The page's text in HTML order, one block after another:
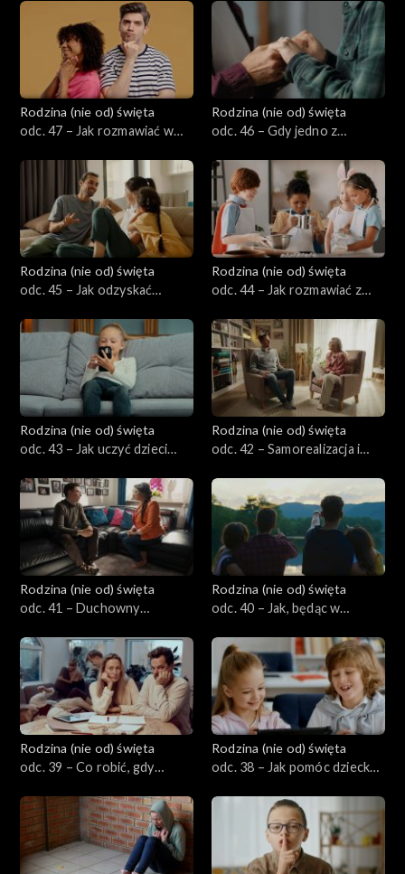
– jak znaleźć równowagę?
sobie z nimi radzić?
Rodzina (nie od) święta
odc. 47 – Jak rozmawiać w
decyzjach i zmianach
życiowych?
Rodzina (nie od) święta
odc. 46 – Gdy jedno z
przejść przez to razem jako
rodzina?
Rodzina (nie od) święta
odc. 45 – Jak odzyskać
internetu, influencerów i
rówieśników?
Rodzina (nie od) święta
odc. 44 – Jak rozmawiać z
ludzi i świata (bez ideologii, z
szacunkiem)?
Rodzina (nie od) święta
odc. 43 – Jak uczyć dzieci
natychmiastowej
gratyfikacji?
Rodzina (nie od) święta
odc. 42 – Samorealizacja i
małżeństwie. Czy jest
możliwe i potrzebne?
Rodzina (nie od) święta
odc. 41 – Duchowny
szansa czy zagrożenie dla
relacji?
Rodzina (nie od) święta
odc. 40 – Jak, będąc w
przyjaźnie z osobami
przeciwnej płci?
Rodzina (nie od) święta
odc. 39 – Co robić, gdy
trudno mu odmówić?
Rodzina (nie od) święta
odc. 38 – Jak pomóc dziecku
a nie tylko „koleżeństwo”?